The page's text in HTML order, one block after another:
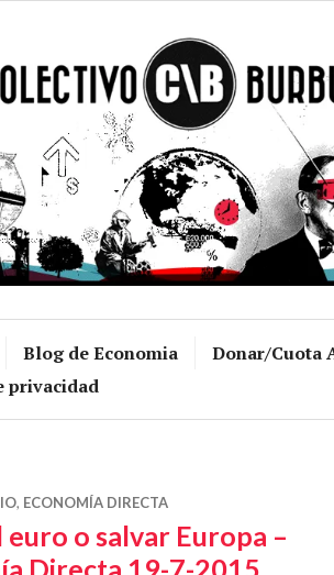
Blog de Economia Donar/Cuota
privacidad
, ECONOMÍA DIRECTA
euro o salvar Europa –
Directa 19-7-2015